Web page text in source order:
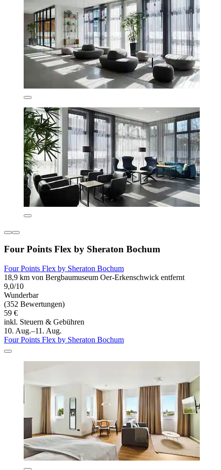
Four Points Flex by Sheraton Bochum
Four Points Flex by Sheraton Bochum
18,9 km von Bergbaumuseum Oer-Erkenschwick entfernt
9,0/10
Wunderbar
(352 Bewertungen)
59 €
inkl. Steuern & Gebühren
10. Aug.–11. Aug.
Four Points Flex by Sheraton Bochum